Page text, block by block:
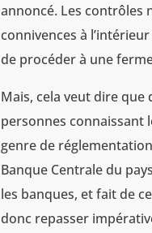
annoncé. Les contrôles
connivences à
de procéder à une
Mais, cela veut dire que
personnes connaissant
genre de
Banque Centrale du
les banques, et fait de
donc repasser